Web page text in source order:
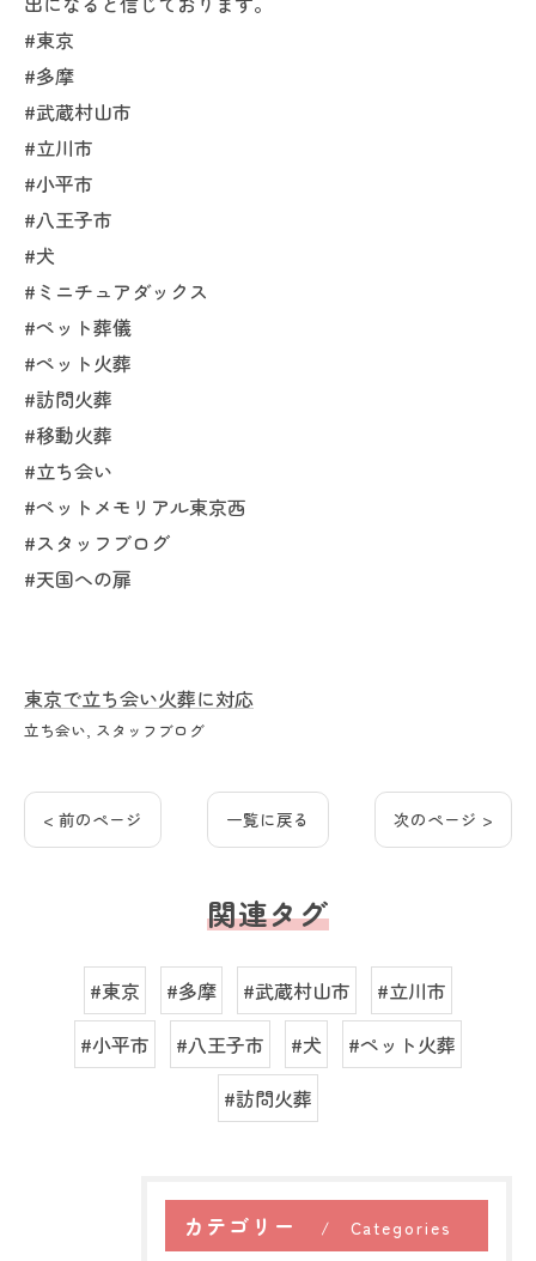
#東京
#多摩
#武蔵村山市
#立川市
#小平市
#八王子市
#犬
#ミニチュアダックス
#ペット葬儀
#ペット火葬
#訪問火葬
#移動火葬
#立ち会い
#ペットメモリアル東京西
#スタッフブログ
#天国への扉
東京で立ち会い火葬に対応
立ち会い スタッフブログ
< 前のページ 一覧に戻る 次のページ >
関連タグ
#東京 #多摩 #武蔵村山市
#立川市
#小平市
#八王子市 #犬
#ペット火葬
#訪問火葬
カテゴリー Categories